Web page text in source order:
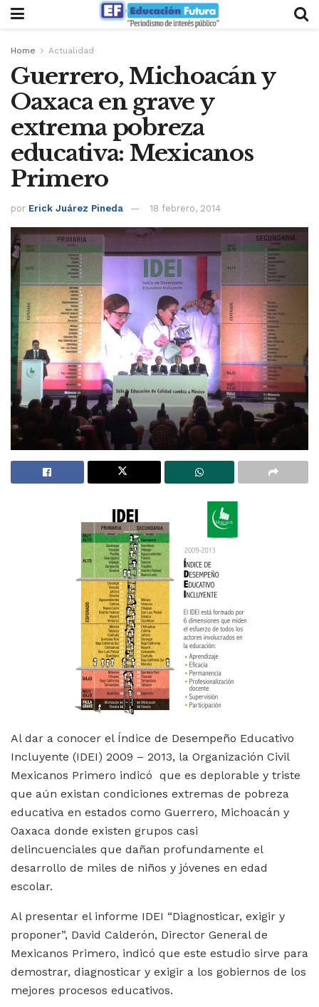
Home Actualidad
Guerrero, Michoacán y
Oaxaca en grave y
extrema pobreza
educativa: Mexicanos
Primero
por Erick Juárez Pineda 18 febrero, 2014
Al dar a conocer el Índice de Desempeño Educativo
Incluyente (IDEI) 2009 – 2013, la Organización Civil
Mexicanos Primero indicó que es deplorable y triste
que aún existan condiciones extremas de pobreza
educativa en estados como Guerrero, Michoacán y
Oaxaca donde existen grupos casi
delincuenciales que dañan profundamente el
desarrollo de miles de niños y jóvenes en edad
escolar.
Al presentar el informe IDEI “Diagnosticar, exigir y
proponer”, David Calderón, Director General de
Mexicanos Primero, indicó que este estudio sirve para
demostrar, diagnosticar y exigir a los gobiernos de los
mejores procesos educativos.